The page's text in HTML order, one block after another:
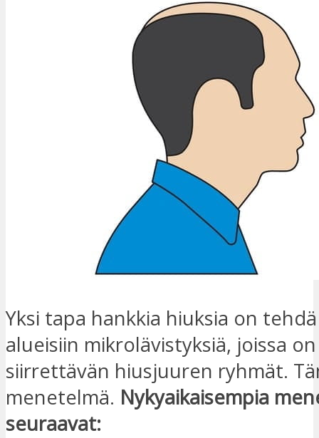
Yksi tapa hankkia hiuksia on
alueisiin mikrolävistyksiä, joissa
siirrettävän hiusjuuren ryhmät.
menetelmä. Nykyaikaisempia
seuraavat: